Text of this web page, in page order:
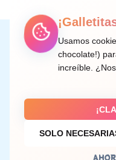
Instagram
X
C/ Doctor
Usamos
chocolate!)
increíble.
SOLO